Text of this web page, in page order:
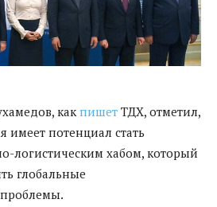
как пишет ТДХ, отметил,
имеет потенциал стать
логистическим хабом, который
глобальные